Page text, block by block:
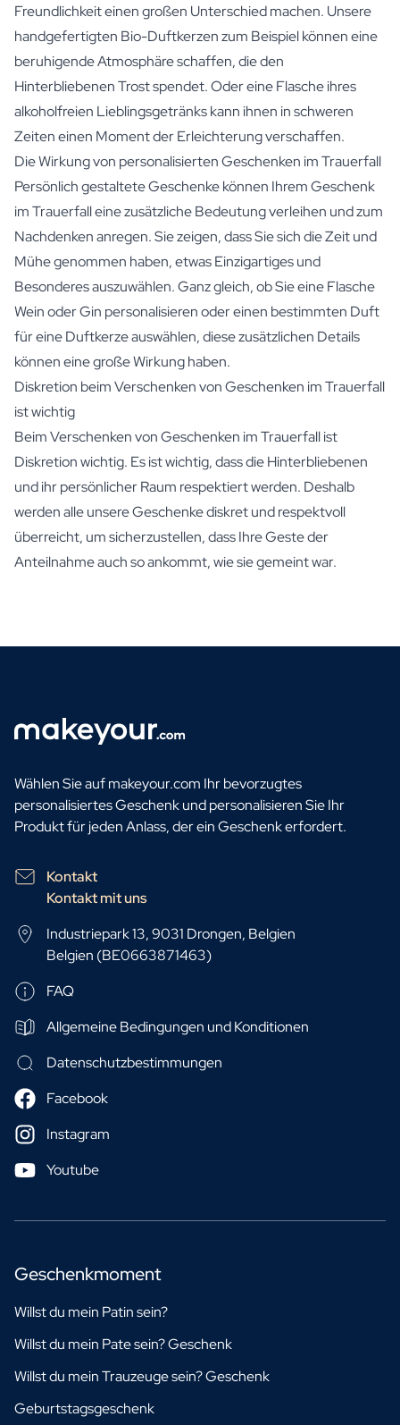
Freundlichkeit einen großen Unterschied machen. Unsere
handgefertigten Bio-Duftkerzen zum Beispiel können eine
beruhigende Atmosphäre schaffen, die den
Hinterbliebenen Trost spendet. Oder eine Flasche ihres
alkoholfreien Lieblingsgetränkskann ihnen in schweren
Zeiten einen Moment der Erleichterung verschaffen.
Die Wirkung von personalisierten Geschenken im Trauerfall
Persönlich gestaltete Geschenke können Ihrem Geschenk
im Trauerfall eine zusätzliche Bedeutung verleihen und zum
Nachdenken anregen. Sie zeigen, dass Sie sich die Zeit und
Mühe genommen haben, etwas Einzigartiges und
Besonderes auszuwählen. Ganz gleich, ob Sie eine Flasche
Wein oder Gin personalisieren oder einen bestimmten Duft
für eine Duftkerze auswählen, diese zusätzlichen Details
können eine große Wirkung haben.
Diskretion beim Verschenken von Geschenken im Trauerfall
ist wichtig
Beim Verschenken von Geschenken im Trauerfall ist
Diskretion wichtig. Es ist wichtig, dass die Hinterbliebenen
und ihr persönlicher Raum respektiert werden. Deshalb
werden alle unsere Geschenke diskret und respektvoll
überreicht, um sicherzustellen, dass Ihre Geste der
Anteilnahme auch so ankommt, wie sie gemeint war.
Wählen Sie auf makeyour.com Ihr bevorzugtes
personalisiertes Geschenk und personalisieren Sie Ihr
Produkt für jeden Anlass, der ein Geschenk erfordert.
Kontakt
Kontakt mit uns
Industriepark 13, 9031 Drongen, Belgien
Belgien (BE0663871463)
FAQ
Allgemeine Bedingungen und Konditionen
Datenschutzbestimmungen
Facebook
Instagram
Youtube
Geschenkmoment
Willst du mein Patin sein?
Willst du mein Pate sein? Geschenk
Willst du mein Trauzeuge sein? Geschenk
Geburtstagsgeschenk